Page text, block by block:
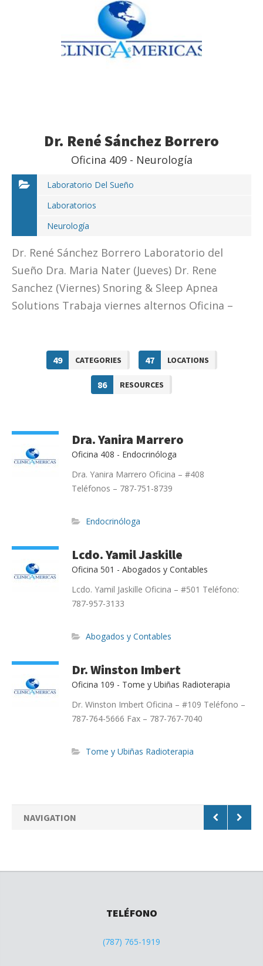
Dr. René Sánchez Borrero
Oficina 409 - Neurología
Laboratorio Del Sueño
Laboratorios
Neurología
Dr. René Sánchez Borrero Laboratorio del
Sueño Dra. Maria Nater (Jueves) Dr. Rene
Sanchez (Viernes) Snoring & Sleep Apnea
Solutions Trabaja viernes alternos Oficina –
49 CATEGORIES 47 LOCATIONS
86 RESOURCES
Dra. Yanira Marrero
Oficina 408 - Endocrinóloga
Dra. Yanira Marrero Oficina – #408
Teléfonos – 787-751-8739
Endocrinóloga
Lcdo. Yamil Jaskille
Oficina 501 - Abogados y Contables
Lcdo. Yamil Jaskille Oficina – #501 Teléfono:
787-957-3133
Abogados y Contables
Dr. Winston Imbert
Oficina 109 - Tome y Ubiñas Radioterapia
Dr. Winston Imbert Oficina – #109 Teléfono –
787-764-5666 Fax – 787-767-7040
Tome y Ubiñas Radioterapia
NAVIGATION
TELÉFONO
(787) 765-1919